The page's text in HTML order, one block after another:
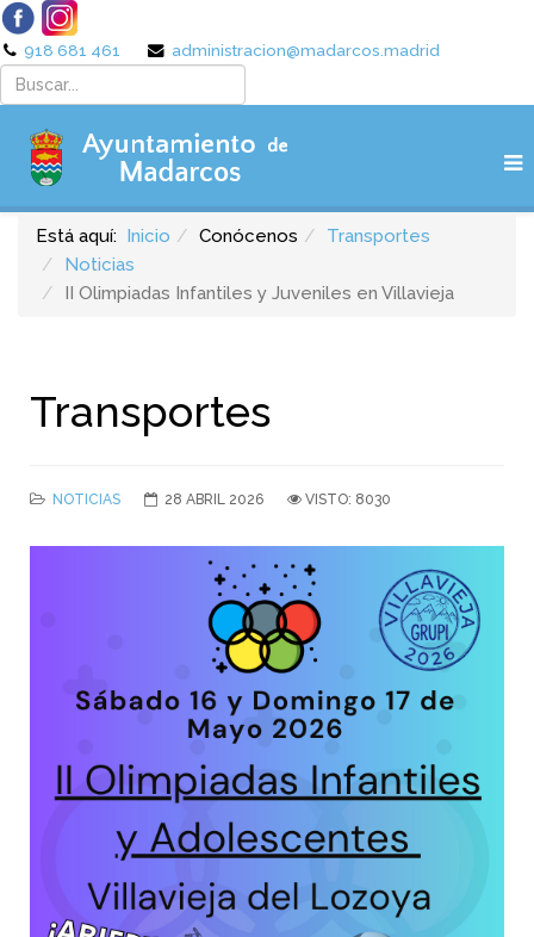
918 681 461 administracion@madarcos.madrid
Está aquí: Inicio Conócenos
Transportes
Noticias
II Olimpiadas Infantiles y Juveniles en Villavieja
Transportes
NOTICIAS 28 ABRIL 2026 VISTO: 8030